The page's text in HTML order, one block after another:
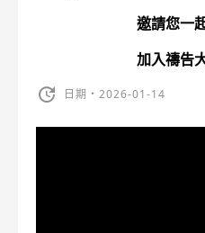
邀請您一
加入禱告
日期・2026-01-14